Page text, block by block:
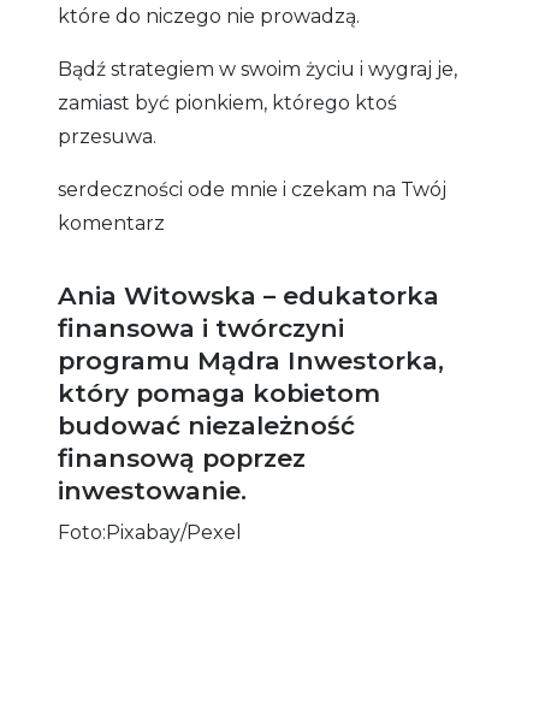
które do niczego nie prowadzą.
Bądź strategiem w swoim życiu i wygraj je,
zamiast być pionkiem, którego ktoś
przesuwa.
serdeczności ode mnie i czekam na Twój
komentarz
Ania Witowska – edukatorka
finansowa i twórczyni
programu Mądra Inwestorka,
który pomaga kobietom
budować niezależność
finansową poprzez
inwestowanie.
Foto:Pixabay/Pexel